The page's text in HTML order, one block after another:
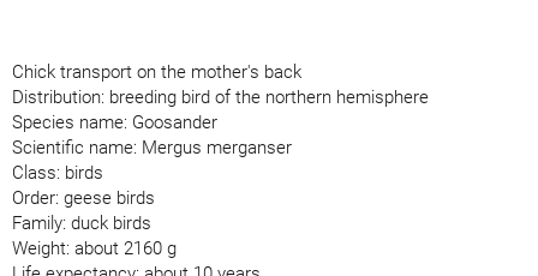
Chick transport on the mother's back
Distribution: breeding bird of the northern hemisphere
Species name: Goosander
Scientific name: Mergus merganser
Class: birds
Order: geese birds
Family: duck birds
Weight: about 2160 g